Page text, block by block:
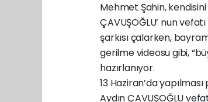
Mehmet Şahin,
ÇAVUŞOĞLU’ nun
şarkısı çalarken,
gerilme videosu gibi,
hazırlanıyor.
13 Haziran’da
Aydın ÇAVUŞOĞLU